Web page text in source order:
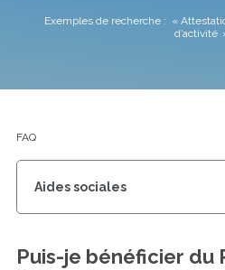
Exemples de recherche :
d’activité
FAQ
Aides sociales
Puis-je bénéficier du